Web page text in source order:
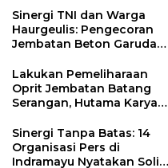
Pimpin Organisasi Lewat
Muscablub
Sinergi TNI dan Warga
Haurgeulis: Pengecoran
Jembatan Beton Garuda
Lakukan Pemeliharaan
Oprit Jembatan Batang
Serangan, Hutama Karya
55 Tol Binjai–Langsa
Sinergi Tanpa Batas: 14
Organisasi Pers di
Indramayu Nyatakan Solid